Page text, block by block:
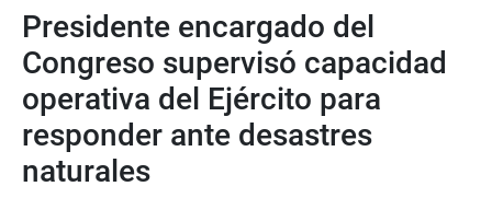
Presidente encargado del
Congreso supervisó capacidad
operativa del Ejército para
responder ante desastres
naturales